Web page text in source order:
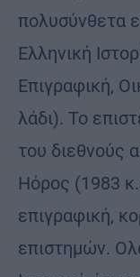
πολυσύνθετα
Ελληνική
Επιγραφική,
λάδι). Το
του διεθνούς
Hόρος (1983
επιγραφική,
επιστημών.